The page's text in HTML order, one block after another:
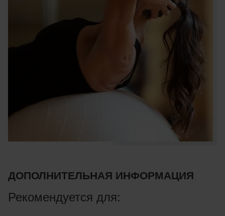
ДОПОЛНИТЕЛЬНАЯ ИНФОРМАЦИЯ
Рекомендуется для: